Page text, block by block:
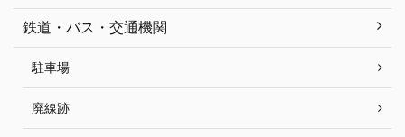
鉄道・バス・交通機関
駐車場
廃線跡